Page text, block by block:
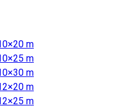
m
m
m
m
m